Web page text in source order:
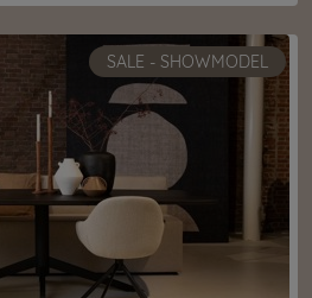
SALE - SHOWMODEL